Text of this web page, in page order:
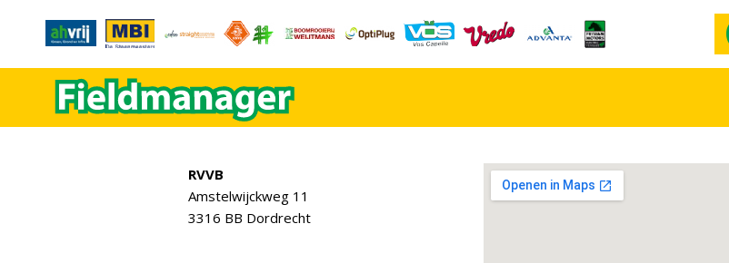
RVVB
Amstelwijckweg 11
3316 BB Dordrecht